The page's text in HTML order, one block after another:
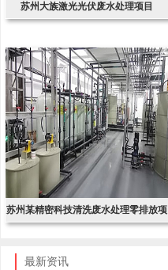
苏州大族激光光伏废水处理项目
苏州某精密科技清洗废水处理零排放项
最新资讯